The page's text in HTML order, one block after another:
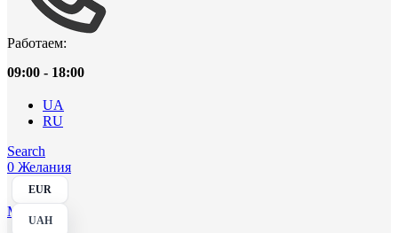
Работаем:
09:00 - 18:00
UA
RU
Search
0 Желания
EUR
UAH
Menu